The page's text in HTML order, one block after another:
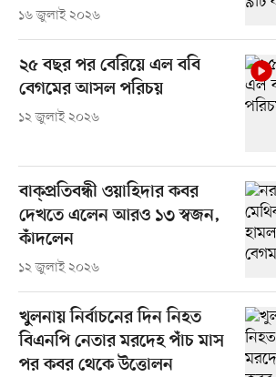
১৬ জুলাই ২০২৬
২৫ বছর পর বেরিয়ে এল ববি
বেগমের আসল পরিচয়
১২ জুলাই ২০২৬
বাক্প্রতিবন্ধী ওয়াহিদার কবর
দেখতে এলেন আরও ১৩ স্বজন,
কাঁদলেন
১২ জুলাই ২০২৬
খুলনায় নির্বাচনের দিন নিহত
বিএনপি নেতার মরদেহ পাঁচ মাস
পর কবর থেকে উত্তোলন